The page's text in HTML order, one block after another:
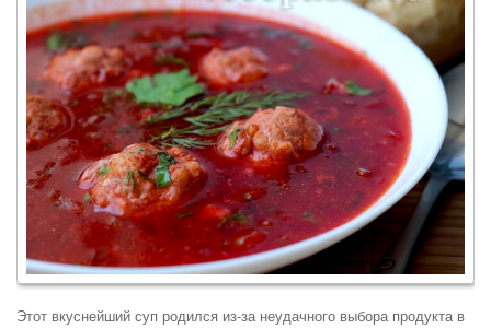
Этот вкуснейший суп родился из-за неудачного выбора продукта в